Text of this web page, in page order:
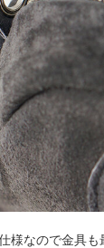
様なので金具も